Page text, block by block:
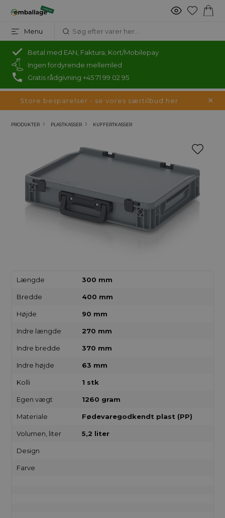
Menu
Betal med EAN, Faktura, Kort/Mobilepay
Ingen fordyrende mellemled
Gratis rådgivning +45 71 99 02 95
Store besparelser - se vores særtilbud her
PRODUKTER PLASTKASSER KUFFERTKASSER
Længde 300 mm
Bredde 400 mm
Højde 90 mm
Indre længde 270 mm
Indre bredde 370 mm
Indre højde 63 mm
Kolli 1 stk
Egen vægt 1260 gram
Materiale Fødevaregodkendt plast (PP)
Volumen, liter 5,2 liter
Design
Farve